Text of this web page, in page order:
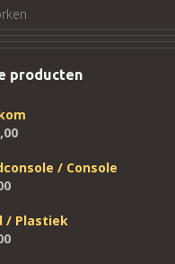
producten
/ Console
/ Plastiek